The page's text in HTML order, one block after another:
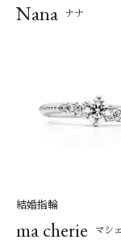
較はクオリティペ
われるトップ３
非営利団体で宝
で、 第三機関が
はなく、 安心で
により鑑定され
た、直径1mm以
た「ハート&キュ
ドをご準備致しま
内側には「台形内
Nana ナナ
結婚指輪
ma cherie マシ